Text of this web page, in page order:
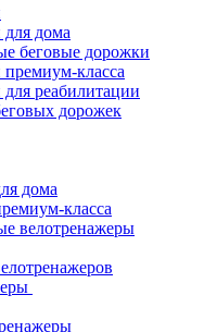
дома
беговые дорожки
класса
реабилитации
дорожек
дома
класса
велотренажеры